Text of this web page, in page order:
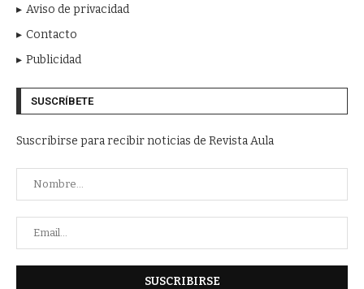
Aviso de privacidad
Contacto
Publicidad
SUSCRÍBETE
Suscribirse para recibir noticias de Revista Aula